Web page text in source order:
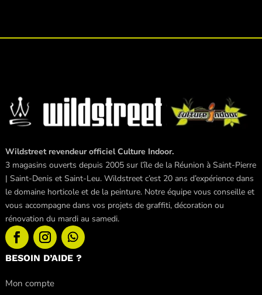
Wildstreet revendeur officiel Culture Indoor.
3 magasins ouverts depuis 2005 sur l’île de la Réunion à Saint-Pierre
| Saint-Denis et Saint-Leu. Wildstreet c’est 20 ans d’expérience dans
le domaine horticole et de la peinture. Notre équipe vous conseille et
vous accompagne dans vos projets de graffiti, décoration ou
rénovation du mardi au samedi.
BESOIN D’AIDE ?
Mon compte